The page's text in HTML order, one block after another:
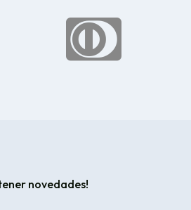

novedades!